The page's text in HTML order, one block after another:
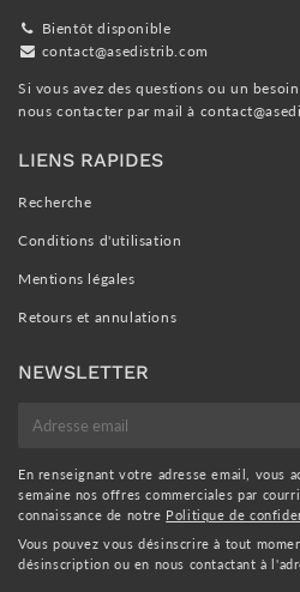
Bientôt disponible
contact@asedistrib.com
Si vous avez des questions ou un
nous contacter par mail à
LIENS RAPIDES
Recherche
Conditions d'utilisation
Mentions légales
Retours et annulations
NEWSLETTER
mail
En renseignant votre adresse email, vous
semaine nos offres commerciales par
connaissance de notre Politique de
Vous pouvez vous désinscrire à tout
désinscription ou en nous contactant à